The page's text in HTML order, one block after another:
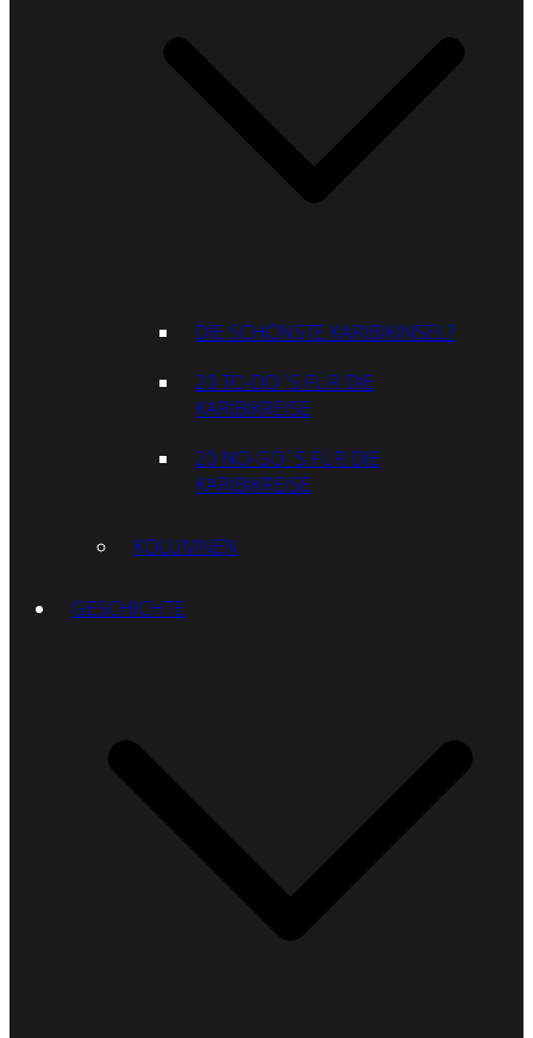
DIE SCHÖNSTE KARIBIKINSEL?
20 TO-DO´S FÜR DIE
KARIBIKREISE
20 NO-GO´S FÜR DIE
KARIBIKREISE
KOLUMNEN
GESCHICHTE